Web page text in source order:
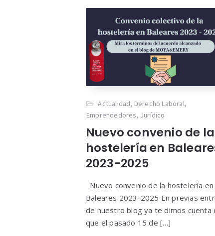
Actualidad, Derecho Laboral,
Emprendedores, Jurídico
Nuevo convenio de la
hostelería en
2023-2025
Nuevo convenio de la hostelería en
Baleares 2023-2025 En previas
de nuestro blog ya te dimos cuenta
que el pasado 15 de […]